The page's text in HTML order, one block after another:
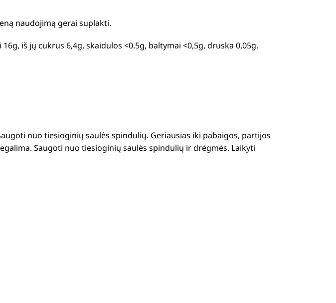
naudojimą gerai suplakti.
iš jų cukrus 6,4g, skaidulos <0.5g, baltymai <0,5g, druska 0,05g.
nuo tiesioginių saulės spindulių. Geriausias iki pabaigos, partijos
Saugoti nuo tiesioginių saulės spindulių ir drėgmės. Laikyti